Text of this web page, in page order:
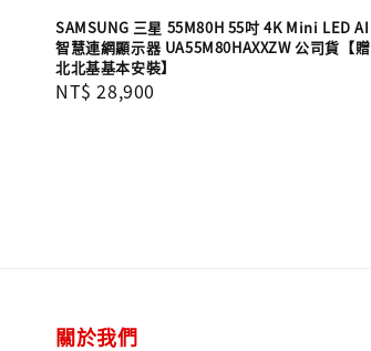
SAMSUNG 三星 55M80H 55吋 4K Mini LED AI
智慧連網顯示器 UA55M80HAXXZW 公司貨【贈
北北基基本安裝】
Regular
NT$ 28,900
關於我們